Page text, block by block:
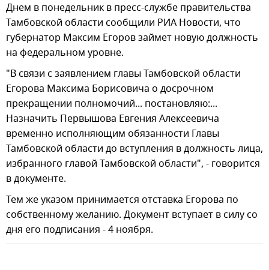
Днем в понедельник в пресс-службе правительства
Тамбовской области сообщили РИА Новости, что
губернатор Максим Егоров займет новую должность
на федеральном уровне.
"В связи с заявлением главы Тамбовской области
Егорова Максима Борисовича о досрочном
прекращении полномочий... постановляю:...
Назначить Первышова Евгения Алексеевича
временно исполняющим обязанности Главы
Тамбовской области до вступления в должность лица,
избранного главой Тамбовской области", - говорится
в документе.
Тем же указом принимается отставка Егорова по
собственному желанию. Документ вступает в силу со
дня его подписания - 4 ноября.